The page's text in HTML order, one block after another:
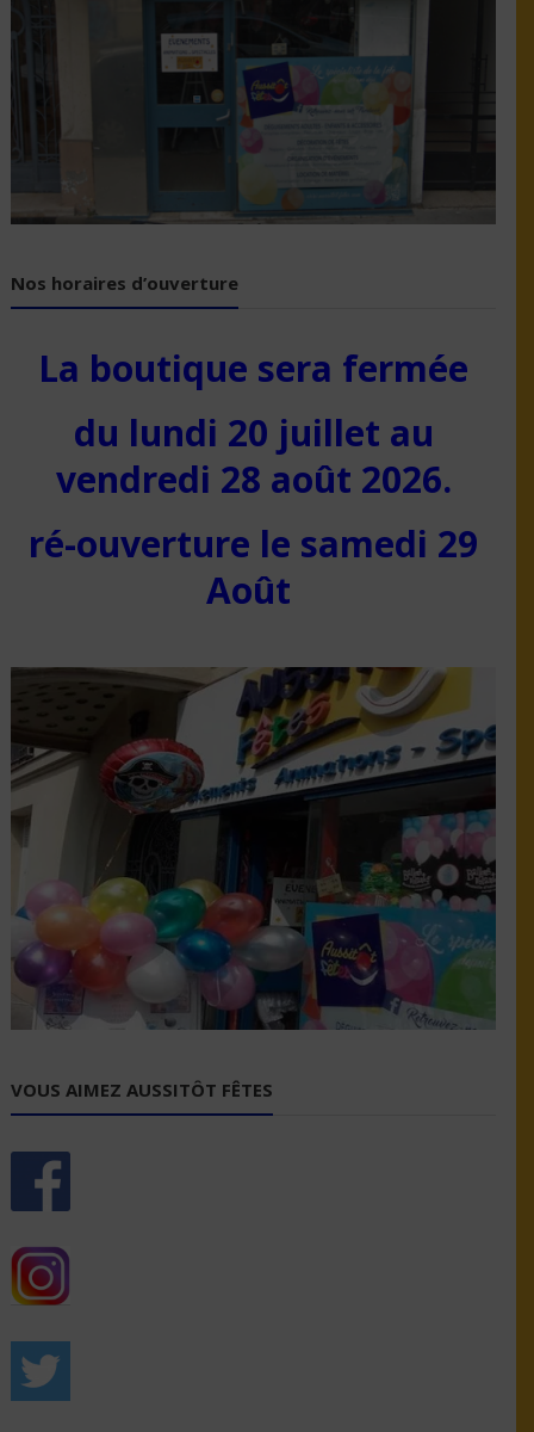
Nos horaires d’ouverture
La boutique sera fermée
du lundi 20 juillet au
vendredi 28 août 2026.
ré-ouverture le samedi 29
Août
VOUS AIMEZ AUSSITÔT FÊTES